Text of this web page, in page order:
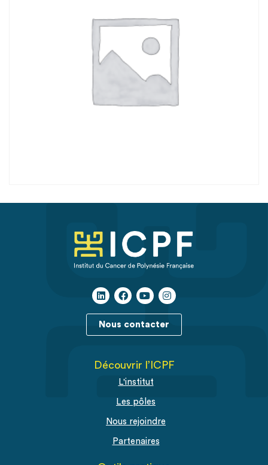
Nous contacter
Découvrir l’ICPF
L'institut
Les pôles
Nous rejoindre
Partenaires